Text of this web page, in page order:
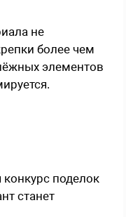
не
более чем
элементов
конкурс поделок
станет